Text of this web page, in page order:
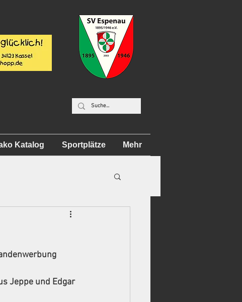
Katalog Sportplätze Mehr
Jeppe und Edgar